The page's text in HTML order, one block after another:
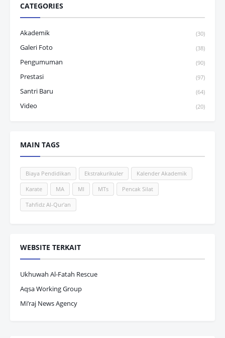
CATEGORIES
Akademik (30)
Galeri Foto (38)
Pengumuman (90)
Prestasi (97)
Santri Baru (64)
Video (20)
MAIN TAGS
Biaya Pendidikan Ekstrakurikuler Kalender Akademik
Karate MA MI MTs Pencak Silat
Tahfidz Al-Qur'an
WEBSITE TERKAIT
Ukhuwah Al-Fatah Rescue
Aqsa Working Group
Mi’raj News Agency